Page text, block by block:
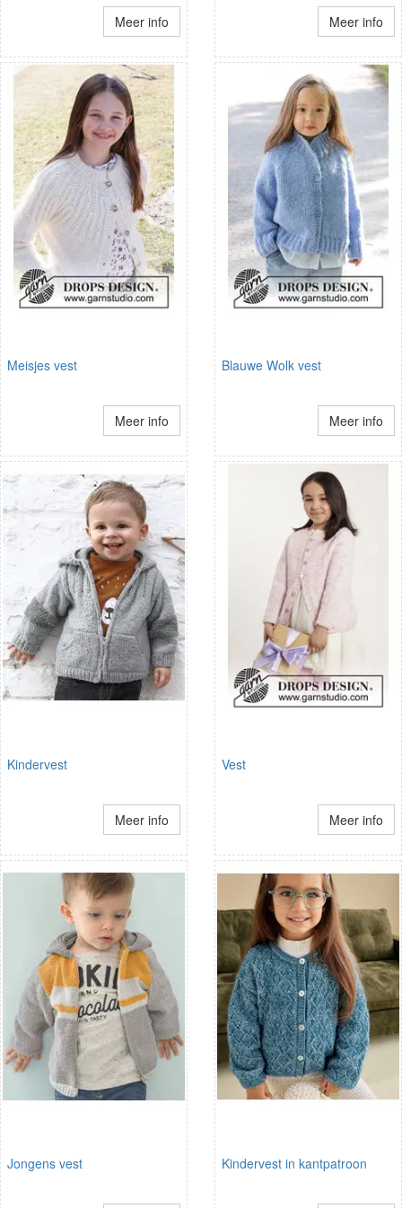
Meer info Meer info
Meisjes vest
Meer info
Blauwe Wolk vest
Meer info
Kindervest
Meer info
Vest
Meer info
Jongens vest Kindervest in kantpatroon